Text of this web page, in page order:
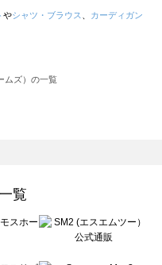
やシャツ・ブラウス
カーディガン
ムズ）の一覧
サモスモス）の一覧
の一覧
覧